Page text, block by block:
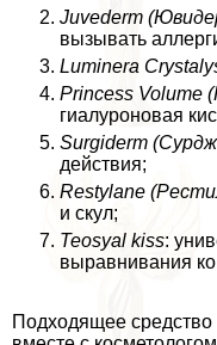
Juvederm
вызывать
Luminera
Princess Volume
гиалуроновая
Surgiderm
действия;
Restylane
и скул;
Teosyal kiss:
выравнивания
Подходящее